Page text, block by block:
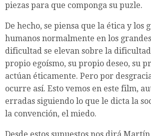
piezas para que componga su puzle.
De hecho, se piensa que la ética y los
humanos normalmente en los
dificultad se elevan sobre la
propio egoísmo, su propio deseo, su
actúan éticamente. Pero por
ocurre así. Esto vemos en este film,
erradas siguiendo lo que le dicta la
la convención, el miedo.